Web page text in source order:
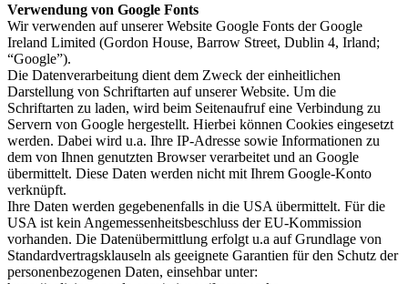
Verwendung von Google Fonts
Wir verwenden auf unserer Website Google Fonts der Google
Ireland Limited (Gordon House, Barrow Street, Dublin 4, Irland;
“Google”).
Die Datenverarbeitung dient dem Zweck der einheitlichen
Darstellung von Schriftarten auf unserer Website. Um die
Schriftarten zu laden, wird beim Seitenaufruf eine Verbindung zu
Servern von Google hergestellt. Hierbei können Cookies eingesetzt
werden. Dabei wird u.a. Ihre IP-Adresse sowie Informationen zu
dem von Ihnen genutzten Browser verarbeitet und an Google
übermittelt. Diese Daten werden nicht mit Ihrem Google-Konto
verknüpft.
Ihre Daten werden gegebenenfalls in die USA übermittelt. Für die
USA ist kein Angemessenheitsbeschluss der EU-Kommission
vorhanden. Die Datenübermittlung erfolgt u.a auf Grundlage von
Standardvertragsklauseln als geeignete Garantien für den Schutz der
personenbezogenen Daten, einsehbar unter: